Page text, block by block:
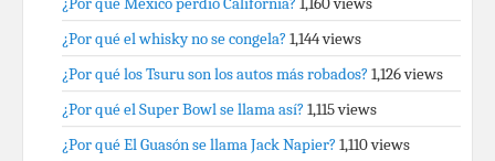
¿Por qué el whisky no se congela? 1,144 views
¿Por qué los Tsuru son los autos más robados? 1,126 views
¿Por qué el Super Bowl se llama así? 1,115 views
¿Por qué El Guasón se llama Jack Napier? 1,110 views